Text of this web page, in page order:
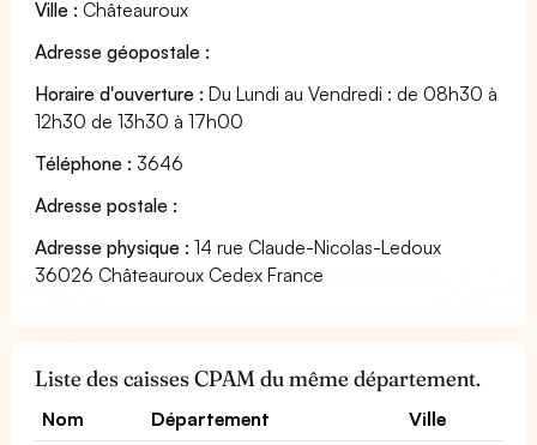
Ville : Châteauroux
Adresse géopostale :
Horaire d'ouverture : Du Lundi au Vendredi : de 08h30 à
12h30 de 13h30 à 17h00
Téléphone : 3646
Adresse postale :
Adresse physique : 14 rue Claude-Nicolas-Ledoux
36026 Châteauroux Cedex France
Liste des caisses CPAM du même département.
Nom Département Ville